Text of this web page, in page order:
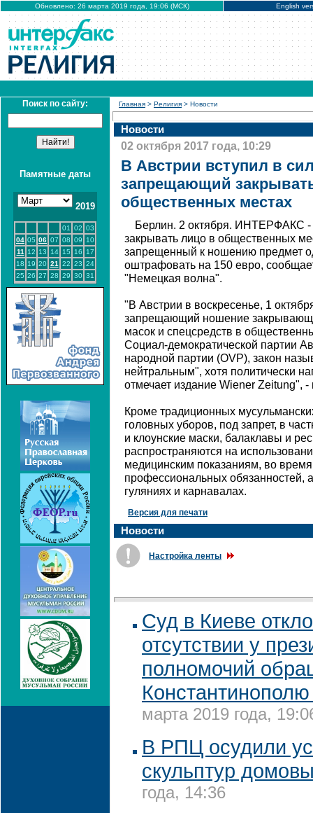
Обновлено: 26 марта 2019 года, 19:06 (МСК) English
Поиск по сайту:
Памятные даты
2019
01 02 03
04 05 06 07 08 09
10
11
12 13 14 15 16
17
18 19 20 21 22 23 24
25 26 27 28 29 30 31
Главная > Религия > Новости
Новости
02 октября 2017 года, 10:29
В Австрии вступил в
запрещающий
общественных местах
Берлин. 2 октября. ИНТЕРФАКС
закрывать лицо в общественных
запрещенный к ношению предмет
оштрафовать на 150 евро,
"Немецкая волна".
"В Австрии в воскресенье, 1
запрещающий ношение
масок и спецсредств в
Социал-демократической партии
народной партии (OVP), закон
нейтральным", хотя политически
отмечает издание Wiener Zeitung",
Кроме традиционных
головных уборов, под запрет, в
и клоунские маски, балаклавы и
распространяются на
медицинским показаниям, во
профессиональных обязанностей,
гуляниях и карнавалах.
Версия для печати
Новости
Настройка ленты
Суд в Киеве
отсутствии у
полномочий
марта 2019 года,
В РПЦ осудили
скульптур
года, 14:36